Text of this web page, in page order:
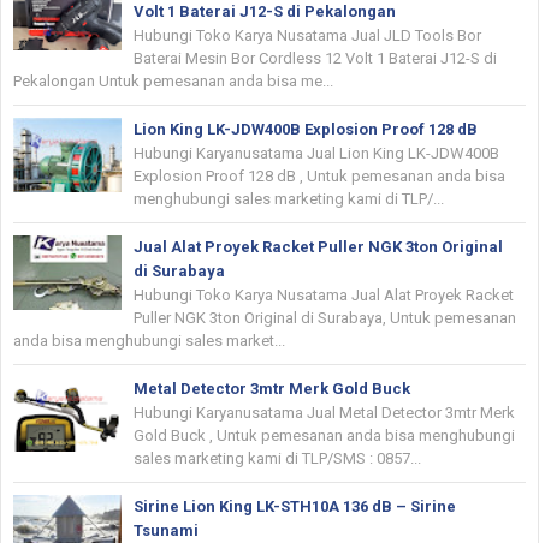
Volt 1 Baterai J12-S di Pekalongan
Hubungi Toko Karya Nusatama Jual JLD Tools Bor
Baterai Mesin Bor Cordless 12 Volt 1 Baterai J12-S di
Pekalongan Untuk pemesanan anda bisa me...
Lion King LK-JDW400B Explosion Proof 128 dB
Hubungi Karyanusatama Jual Lion King LK-JDW400B
Explosion Proof 128 dB , Untuk pemesanan anda bisa
menghubungi sales marketing kami di TLP/...
Jual Alat Proyek Racket Puller NGK 3ton Original
di Surabaya
Hubungi Toko Karya Nusatama Jual Alat Proyek Racket
Puller NGK 3ton Original di Surabaya, Untuk pemesanan
anda bisa menghubungi sales market...
Metal Detector 3mtr Merk Gold Buck
Hubungi Karyanusatama Jual Metal Detector 3mtr Merk
Gold Buck , Untuk pemesanan anda bisa menghubungi
sales marketing kami di TLP/SMS : 0857...
Sirine Lion King LK-STH10A 136 dB – Sirine
Tsunami